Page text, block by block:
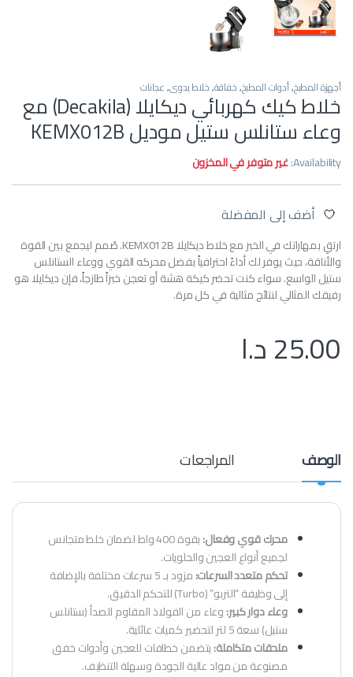
أجهزة المطبخ,أدوات المطبخ,خفاقة,خلاط يدوي,عجانات
خلاط كيك كهربائي ديكايلا (Decakila) مع
وعاء ستانلس ستيل موديل KEMX012B
Availability: غير متوفر في المخزون
أضف إلى المفضلة
ارتقِ بمهاراتك في الخبز مع خلاط ديكايلا KEMX012B. صُمم ليجمع بين القوة
والأناقة، حيث يوفر لك أداءً احترافياً بفضل محركه القوي ووعاء الستانلس
ستيل الواسع. سواء كنت تحضر كيكة هشة أو تعجن خبزاً طازجاً، فإن ديكايلا هو
رفيقك المثالي لنتائج مثالية في كل مرة.
25.00د.ا
الوصف المراجعات
محرك قوي وفعال:
بقوة 400 واط لضمان خلط متجانس
لجميع أنواع العجين والحلويات.
تحكم متعدد السرعات:
مزود بـ 5 سرعات مختلفة بالإضافة
إلى وظيفة “التربو” (Turbo) للتحكم الدقيق.
وعاء دوار كبير:وعاء من الفولاذ المقاوم للصدأ (ستانلس
ستيل) سعة 5 لتر لتحضير كميات عائلية.
ملحقات متكاملة:يتضمن خطافات للعجين وأدوات خفق
مصنوعة من مواد عالية الجودة وسهلة التنظيف.